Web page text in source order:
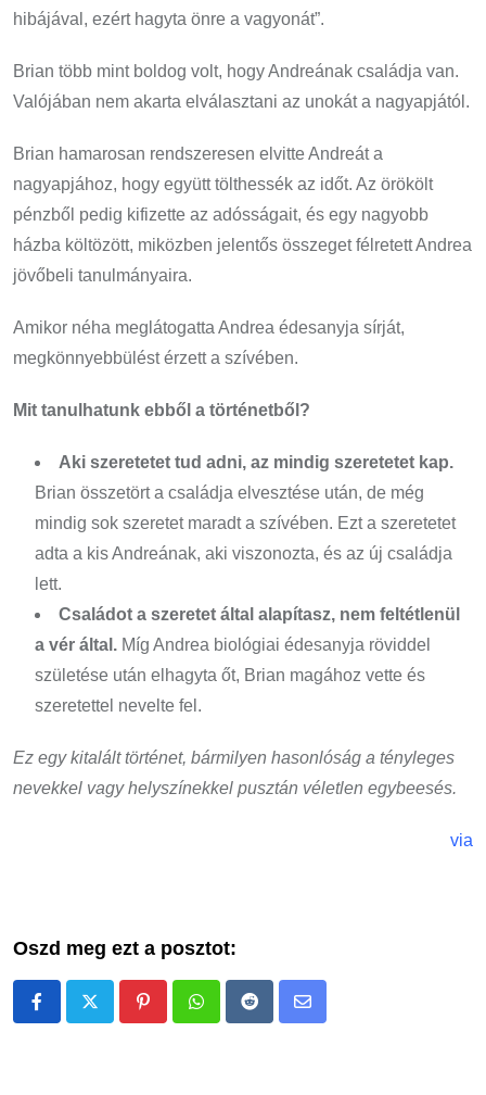
hibájával, ezért hagyta önre a vagyonát”.
Brian több mint boldog volt, hogy Andreának családja van.
Valójában nem akarta elválasztani az unokát a nagyapjától.
Brian hamarosan rendszeresen elvitte Andreát a
nagyapjához, hogy együtt tölthessék az időt. Az örökölt
pénzből pedig kifizette az adósságait, és egy nagyobb
házba költözött, miközben jelentős összeget félretett Andrea
jövőbeli tanulmányaira.
Amikor néha meglátogatta Andrea édesanyja sírját,
megkönnyebbülést érzett a szívében.
Mit tanulhatunk ebből a történetből?
Aki szeretetet tud adni, az mindig szeretetet kap.
Brian összetört a családja elvesztése után, de még
mindig sok szeretet maradt a szívében. Ezt a szeretetet
adta a kis Andreának, aki viszonozta, és az új családja
lett.
Családot a szeretet által alapítasz, nem feltétlenül
a vér által. Míg Andrea biológiai édesanyja röviddel
születése után elhagyta őt, Brian magához vette és
szeretettel nevelte fel.
Ez egy kitalált történet, bármilyen hasonlóság a tényleges
nevekkel vagy helyszínekkel pusztán véletlen egybeesés.
via
Oszd meg ezt a posztot:
PinterestWhatsappRedditShare